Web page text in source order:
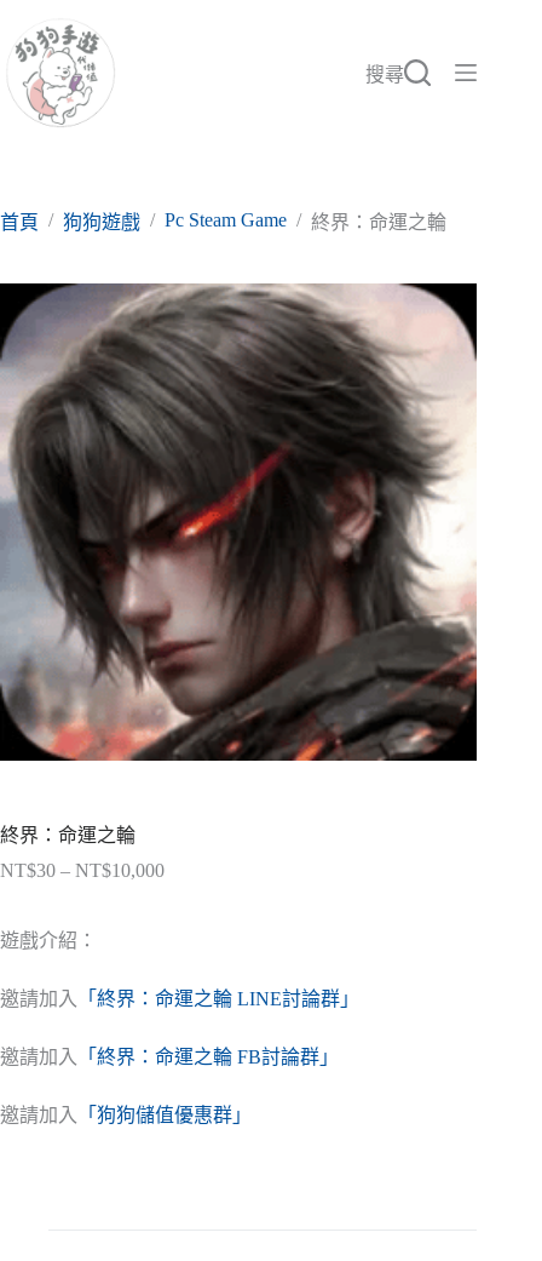
至
要
搜尋
首頁 / 狗狗遊戲 / Pc Steam Game / 終界：命運之輪
終界：命運之輪
NT$30 – NT$10,000價
NT$30
到
遊戲介紹：
邀請加入 「終界：命運之輪 LINE討論群」
邀請加入 「終界：命運之輪 FB討論群」
邀請加入 「狗狗儲值優惠群」